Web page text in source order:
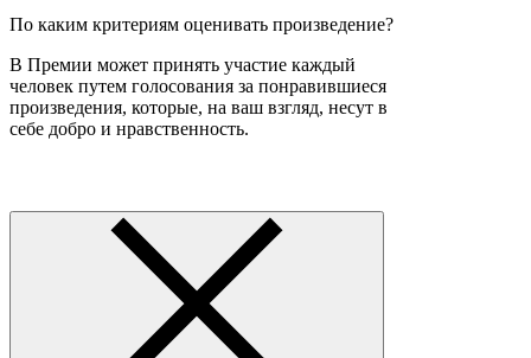
По каким критериям оценивать произведение?
В Премии может принять участие каждый
человек путем голосования за понравившиеся
произведения, которые, на ваш взгляд, несут в
себе добро и нравственность.